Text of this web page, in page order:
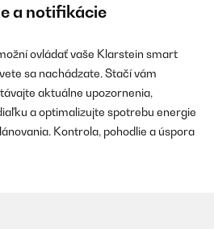
a notifikácie
ovládať vaše Klarstein smart
sa nachádzate. Stačí vám
aktuálne upozornenia,
a optimalizujte spotrebu energie
Kontrola, pohodlie a úspora